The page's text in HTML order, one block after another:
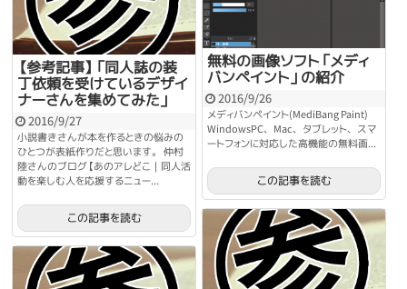
【参考記事】「同人誌の装
丁依頼を受けているデザイ
ナーさんを集めてみた」
2016/9/27
小説書きさんが本を作るときの悩みの
ひとつが表紙作りだと思います。 仲村
陸さんのブログ【あのアレどこ｜同人活
動を楽しむ人を応援するニュー...
この記事を読む
無料の画像ソフト「メディ
バンペイント」の紹介
2016/9/26
メディバンペイント(MediBang Paint)
WindowsPC、Mac、タブレット、スマ
ートフォンに対応した高機能の無料画...
この記事を読む